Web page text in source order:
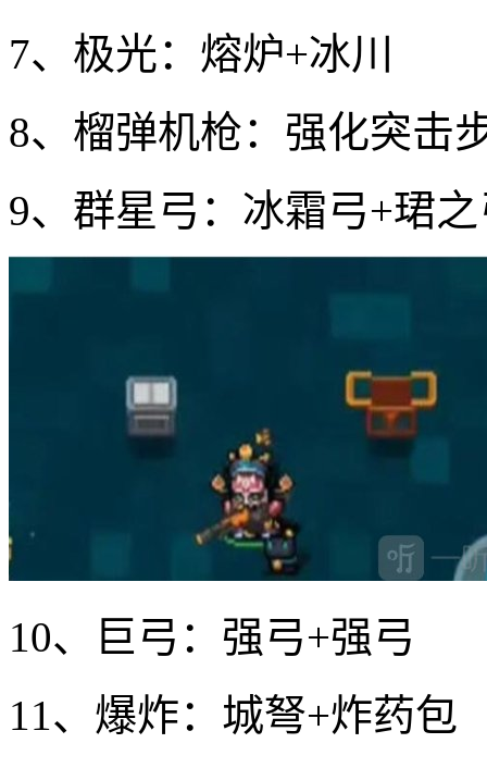
7、极光：熔炉+冰川
8、榴弹机枪：强化突击
9、群星弓：冰霜弓+珺
10、巨弓：强弓+强弓
11、爆炸：城弩+炸药包